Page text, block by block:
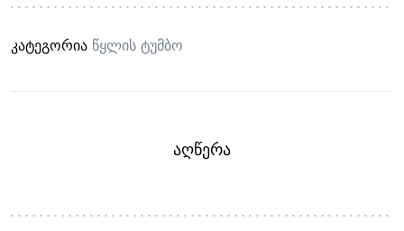
კატეგორია Წყლის Ტუმბო
ᲐᲦᲬᲔᲠᲐ